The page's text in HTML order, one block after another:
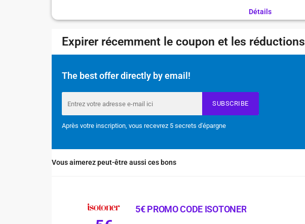
Détails
Expirer récemment le coupon et les réductions
The best offer directly by email!
SUBSCRIBE
Après votre inscription, vous recevrez 5 secrets d'épargne
Vous aimerez peut-être aussi ces bons
5€ PROMO CODE ISOTONER